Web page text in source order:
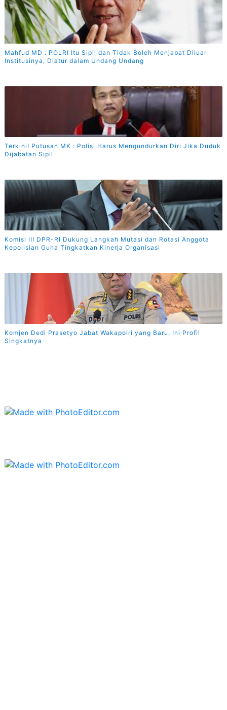
Mahfud MD : POLRI Itu Sipil dan Tidak Boleh Menjabat Diluar
Institusinya, Diatur dalam Undang Undang
Terkini! Putusan MK : Polisi Harus Mengundurkan Diri Jika Duduk
Dijabatan Sipil
Komisi III DPR-RI Dukung Langkah Mutasi dan Rotasi Anggota
Kepolisian Guna Tingkatkan Kinerja Organisasi
Komjen Dedi Prasetyo Jabat Wakapolri yang Baru, Ini Profil
Singkatnya